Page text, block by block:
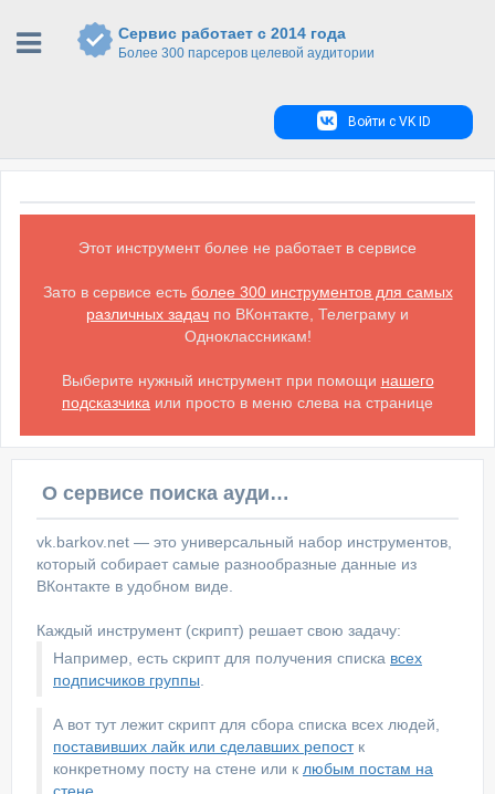
Сервис работает с 2014 года
Более 300 парсеров целевой аудитории
Войти с VK ID
Этот инструмент более не работает в сервисе
Зато в сервисе есть более 300 инструментов для самых
различных задач по ВКонтакте, Телеграму и
Одноклассникам!
Выберите нужный инструмент при помощи нашего
подсказчика или просто в меню слева на странице
О сервисе поиска аудитории ВКонтакте
vk.barkov.net — это универсальный набор инструментов,
который собирает самые разнообразные данные из
ВКонтакте в удобном виде.
Каждый инструмент (скрипт) решает свою задачу:
Например, есть скрипт для получения списка всех
подписчиков группы
А вот тут лежит скрипт для сбора списка всех людей,
поставивших лайк или сделавших репостк
конкретному посту на стене или к любым постам на